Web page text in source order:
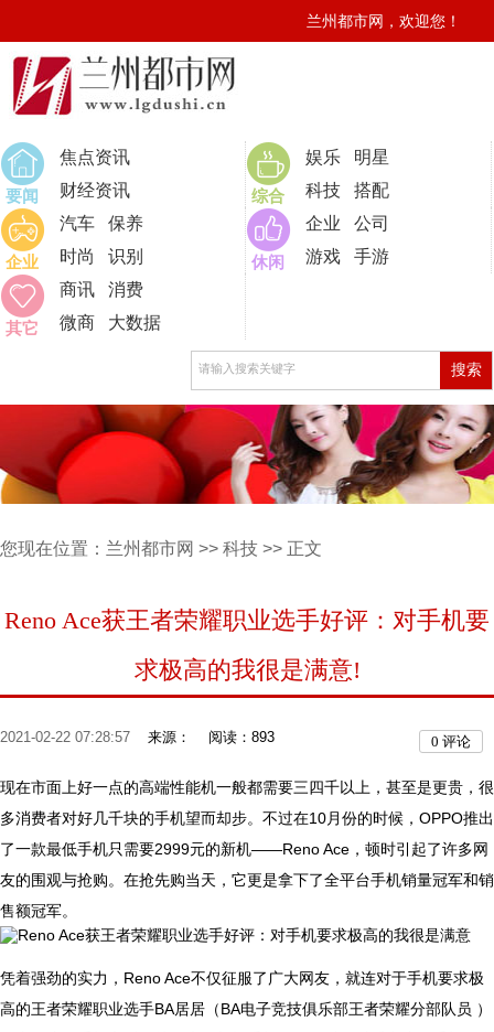
兰州都市网，欢迎您！
要闻
焦点资讯
财经资讯
综合
娱乐
明星
科技
搭配
企业
汽车
保养
时尚
识别 休闲
企业
公司
游戏
手游
其它
商讯
消费
微商
大数据
您现在位置： 兰州都市网 >> 科技 >> 正文
Reno Ace获王者荣耀职业选手好评：对手机要
求极高的我很是满意!
2021-02-22 07:28:57 来源： 阅读：893 0 评论
现在市面上好一点的高端性能机一般都需要三四千以上，甚至是更贵，很
多消费者对好几千块的手机望而却步。不过在10月份的时候，OPPO推出
了一款最低手机只需要2999元的新机——Reno Ace，顿时引起了许多网
友的围观与抢购。在抢先购当天，它更是拿下了全平台手机销量冠军和销
售额冠军。
凭着强劲的实力，Reno Ace不仅征服了广大网友，就连对于手机要求极
高的王者荣耀职业选手BA居居（BA电子竞技俱乐部王者荣耀分部队员 ）